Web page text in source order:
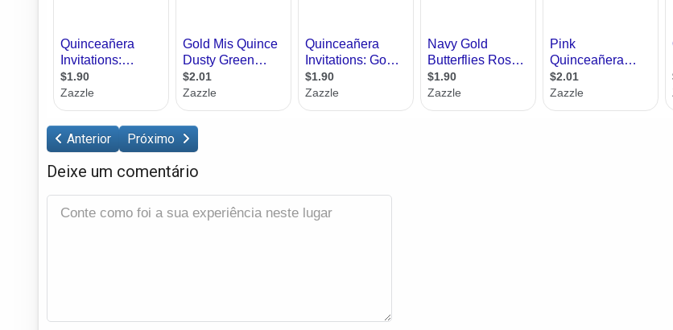
Anterior Próximo
Deixe um comentário